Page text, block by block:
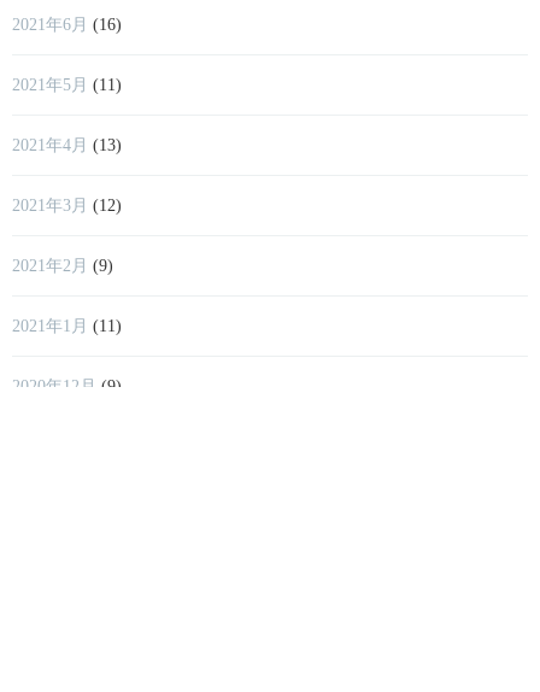
2021年6月 (16)
2021年5月 (11)
2021年4月 (13)
2021年3月 (12)
2021年2月 (9)
2021年1月 (11)
2020年12月 (9)